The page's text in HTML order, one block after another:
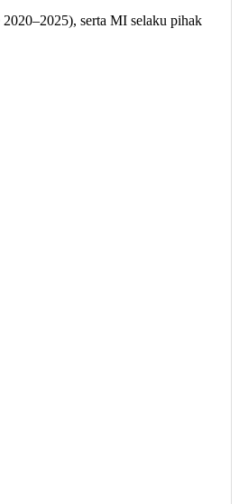
serta MI selaku pihak